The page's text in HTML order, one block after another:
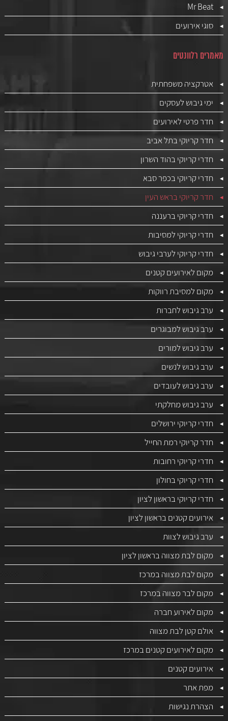
Mr Beat
סוגי אירועים
מאמרים רלוונטים
אטרקציה משפחתית
ימי גיבוש לעסקים
חדר פרטי לאירועים
חדר קריוקי בתל אביב
חדרי קריוקי בהוד השרון
חדרי קריוקי בכפר סבא
חדר קריוקי בראש העין
חדרי קריוקי ברעננה
חדרי קריוקי למסיבות
חדרי קריוקי לערבי גיבוש
מקום לאירועים קטנים
מקום למסיבת רווקות
ערב גיבוש לחברות
ערב גיבוש למבוגרים
ערב גיבוש למורים
ערב גיבוש לנשים
ערב גיבוש לעובדים
ערב גיבוש מחלקתי
חדרי קריוקי ירושלים
חדר קריוקי רמת החייל
חדרי קריוקי רחובות
חדרי קריוקי בחולון
חדרי קריוקי בראשון לציון
אירועים קטנים בראשון לציון
ערב גיבוש לצוות
מקום לבת מצווה בראשון לציון
מקום לבת מצווה במרכז
מקום לבר מצווה במרכז
מקום לאירוע חברה
אולם קטן לבת מצווה
מקום לאירועים קטנים במרכז
אירועים קטנים
מפת אתר
הצהרת נגישות